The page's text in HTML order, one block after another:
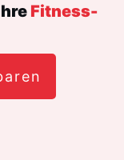
Fitness-